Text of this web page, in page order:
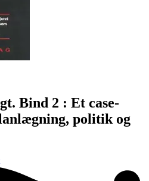
Bind 2 : Et case-
politik og